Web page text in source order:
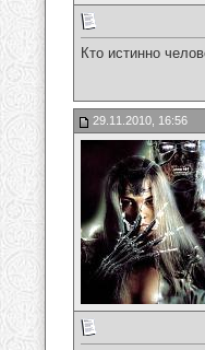
Кто истинно
29.11.2010, 16:56